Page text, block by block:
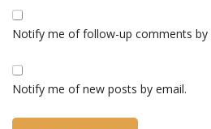
Notify me of follow-up comments by
Notify me of new posts by email.